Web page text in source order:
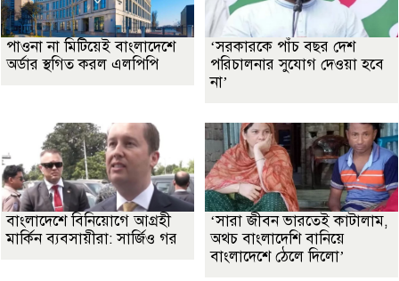
পাওনা না মিটিয়েই বাংলাদেশে
অর্ডার স্থগিত করল এলপিপি
‘সরকারকে পাঁচ বছর দেশ
পরিচালনার সুযোগ দেওয়া হবে
না’
বাংলাদেশে বিনিয়োগে আগ্রহী
মার্কিন ব্যবসায়ীরা: সার্জিও গর
‘সারা জীবন ভারতেই কাটালাম,
অথচ বাংলাদেশি বানিয়ে
বাংলাদেশে ঠেলে দিলো’